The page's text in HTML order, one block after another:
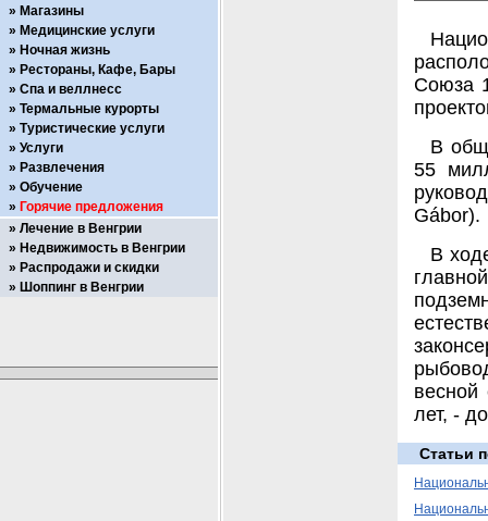
Союза
В
55
Gábor).
В
лет, -
Статьи
Магазины
Медицинские услуги
Ночная жизнь
Рестораны, Кафе, Бары
Спа и веллнесс
Термальные курорты
Туристические услуги
Услуги
Развлечения
Обучение
Горячие предложения
Лечение в Венгрии
Недвижимость в Венгрии
Распродажи и скидки
Шоппинг в Венгрии